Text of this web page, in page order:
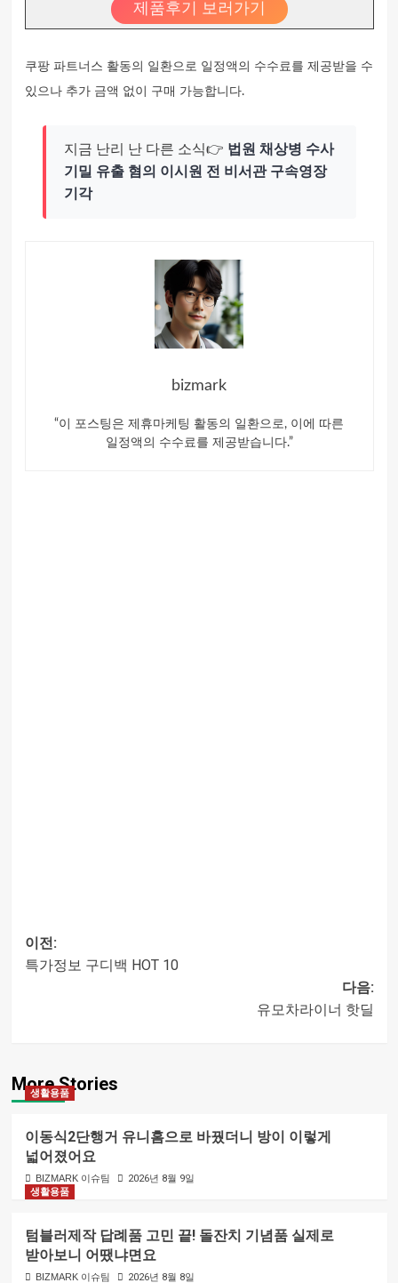
제품후기 보러가기
쿠팡 파트너스 활동의 일환으로 일정액의 수수료를 제공받을 수
있으나 추가 금액 없이 구매 가능합니다.
지금 난리 난 다른 소식👉 법원 채상병 수사
기밀 유출 혐의 이시원 전 비서관 구속영장
기각
bizmark
“이 포스팅은 제휴마케팅 활동의 일환으로, 이에 따른
일정액의 수수료를 제공받습니다.”
이전:
특가정보 구디백 HOT 10
다음:
유모차라이너 핫딜
More Stories
생활용품
이동식2단행거 유니홈으로 바꿨더니 방이 이렇게
넓어졌어요
BIZMARK 이슈팀
2026년 8월 9일
생활용품
텀블러제작 답례품 고민 끝! 돌잔치 기념품 실제로
받아보니 어땠냐면요
BIZMARK 이슈팀 2026년 8월 8일